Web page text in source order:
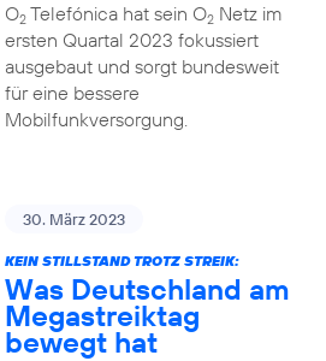
O2Telefónica hat sein O2Netz im
ersten Quartal 2023 fokussiert
ausgebaut und sorgt bundesweit
für eine bessere
Mobilfunkversorgung.
30. März 2023
KEIN STILLSTAND TROTZ STREIK:
Was Deutschland am
Megastreiktag
bewegt hat